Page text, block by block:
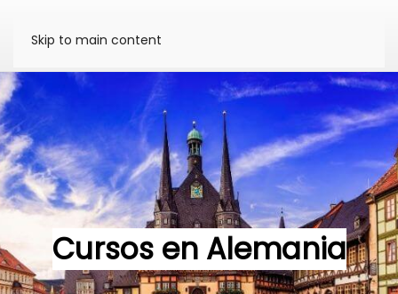
Skip to main content
Cursos en Alemania